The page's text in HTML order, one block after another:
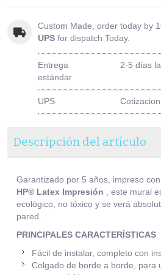
Custom Made, order today by
UPS for dispatch Today.
Entrega
estándar
2-5 días
UPS
Descripción del artículo
Garantizado por 5 años, impreso
HP® Latex Impresión , este mural
ecológico, no tóxico y se verá
pared.
PRINCIPALES CARACTERÍSTICAS
Fácil de instalar, completo con
Colgado de borde a borde, para